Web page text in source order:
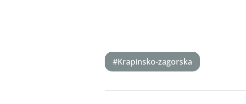
#Krapinsko-zagorska